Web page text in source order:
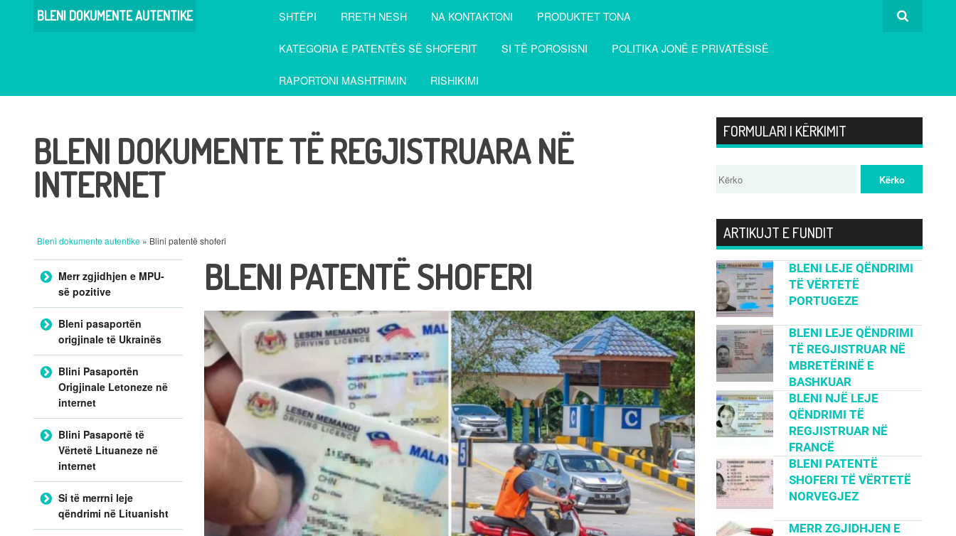
BLENI DOKUMENTE AUTENTIKE SHTËPI RRETH NESH NA KONTAKTONI PRODUKTET TONA
KATEGORIA E PATENTËS SË SHOFERIT SI TË POROSISNI POLITIKA JONË E PRIVATËSISË
RAPORTONI MASHTRIMIN RISHIKIMI
BLENI DOKUMENTE TË REGJISTRUARA NË
INTERNET
Bleni dokumente autentike » Blini patentë shoferi
BLENI PATENTË SHOFERI
Kalo te përmbajtja
Merr zgjidhjen e MPU-
së pozitive
Bleni pasaportën
origjinale të Ukrainës
Blini Pasaportën
Origjinale Letoneze në
internet
Blini Pasaportë të
Vërtetë Lituaneze në
internet
Si të merrni leje
qëndrimi në Lituanisht
FORMULARI I KËRKIMIT
ARTIKUJT E FUNDIT
BLENI LEJE QËNDRIMI
TË VËRTETË
PORTUGEZE
BLENI LEJE QËNDRIMI
TË REGJISTRUAR NË
MBRETËRINË E
BASHKUAR
BLENI NJË LEJE
QËNDRIMI TË
REGJISTRUAR NË
FRANCË
BLENI PATENTË
SHOFERI TË VËRTETË
NORVEGJEZ
MERR ZGJIDHJEN E